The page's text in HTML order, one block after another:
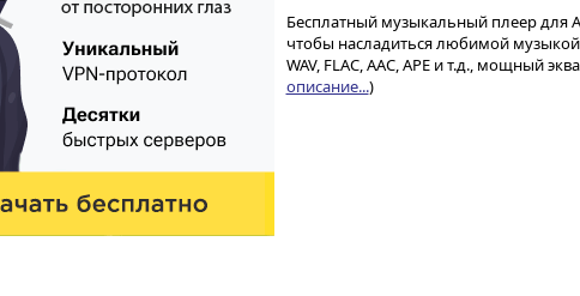
Бесплатный музыкальный плеер для
чтобы насладиться любимой
WAV, FLAC, AAC, APE и т.д., мощный
описание...)